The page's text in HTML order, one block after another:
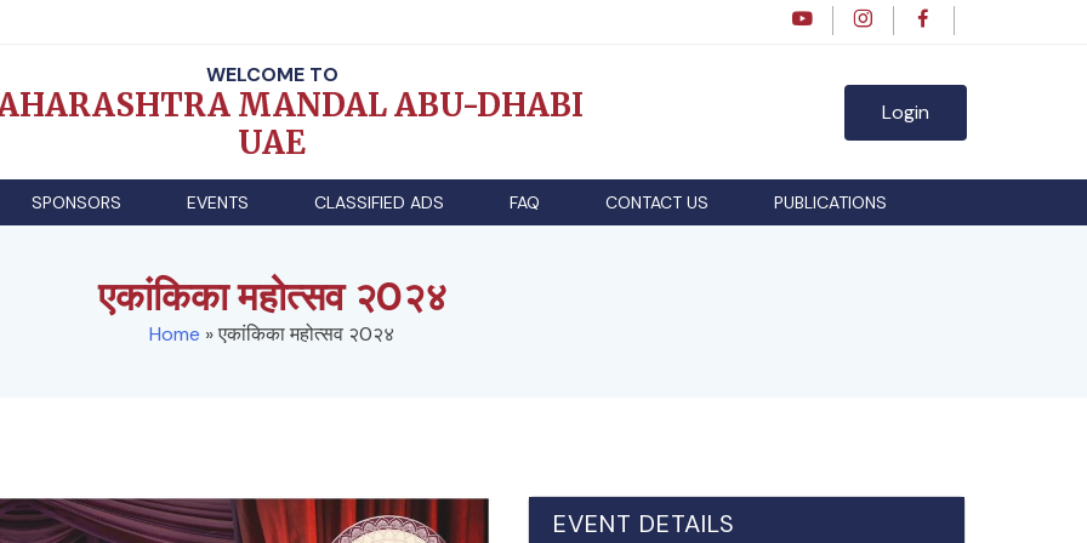
WELCOME TO
MANDAL ABU-DHABI
UAE
Login
SPONSORS EVENTS CLASSIFIED ADS FAQ CONTACT US PUBLICATIONS
एकांकिका महोत्सव २0२४
Home »एकांकिका महोत्सव २0२४
EVENT DETAILS